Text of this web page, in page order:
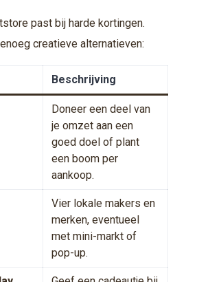
past bij harde kortingen.
creatieve alternatieven:
Beschrijving
Doneer een deel van
je omzet aan een
goed doel of plant
een boom per
aankoop.
Vier lokale makers en
merken, eventueel
met mini-markt of
pop-up.